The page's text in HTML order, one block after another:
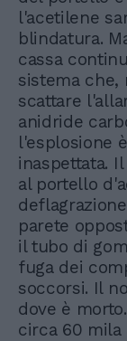
l'acetilene
blindatura.
cassa
sistema che,
scattare
anidride
l'esplosione
inaspettata.
al portello
parete
il tubo di
fuga dei
soccorsi. Il
dove è
circa 60 mila